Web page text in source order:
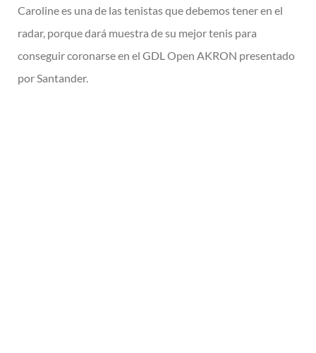
Caroline es una de las tenistas que debemos tener en el
radar, porque dará muestra de su mejor tenis para
conseguir coronarse en el GDL Open AKRON presentado
por Santander.